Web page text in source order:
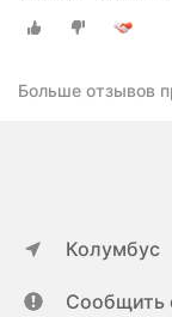
Больше отзывов
Колумбус
Сообщить